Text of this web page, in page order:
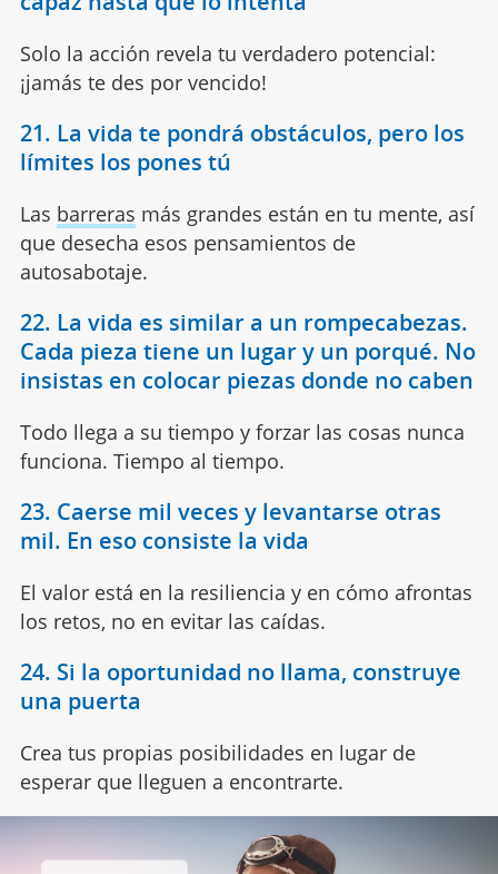
Solo la acción revela tu verdadero potencial:
¡jamás te des por vencido!
21. La vida te pondrá obstáculos, pero los
límites los pones tú
Las barreras más grandes están en tu mente, así
que desecha esos pensamientos de
autosabotaje.
22. La vida es similar a un rompecabezas.
Cada pieza tiene un lugar y un porqué. No
insistas en colocar piezas donde no caben
Todo llega a su tiempo y forzar las cosas nunca
funciona. Tiempo al tiempo.
23. Caerse mil veces y levantarse otras
mil. En eso consiste la vida
El valor está en la resiliencia y en cómo afrontas
los retos, no en evitar las caídas.
24. Si la oportunidad no llama, construye
una puerta
Crea tus propias posibilidades en lugar de
esperar que lleguen a encontrarte.